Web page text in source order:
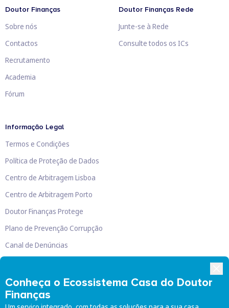
Conheça o Ecossistema Casa do Doutor
Finanças
Doutor Finanças
Sobre nós
Contactos
Recrutamento
Academia
Fórum
Doutor Finanças Rede
Junte-se à Rede
Consulte todos os ICs
Informação Legal
Termos e Condições
Política de Proteção de Dados
Centro de Arbitragem Lisboa
Centro de Arbitragem Porto
Doutor Finanças Protege
Plano de Prevenção Corrupção
Canal de Denúncias